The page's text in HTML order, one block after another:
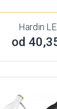
Hardin
od